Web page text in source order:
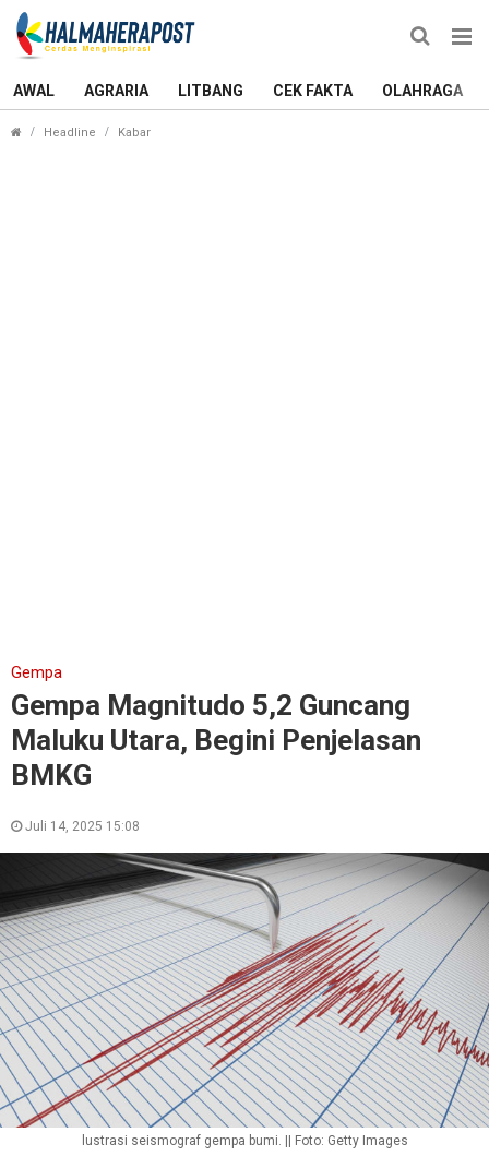
AWAL AGRARIA LITBANG CEK FAKTA OLAHRAGA
Headline Kabar
Gempa
Gempa Magnitudo 5,2 Guncang
Maluku Utara, Begini Penjelasan
BMKG
Juli 14, 2025 15:08
lustrasi seismograf gempa bumi. || Foto: Getty Images